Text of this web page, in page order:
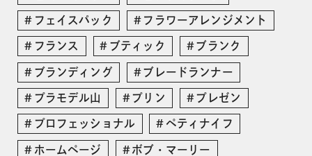
フェイスパック フラワーアレンジメント
フランス ブティック ブランク
ブランディング ブレードランナー
プラモデル山 プリン プレゼン
プロフェッショナル ペティナイフ
ホームページ ボブ・マーリー